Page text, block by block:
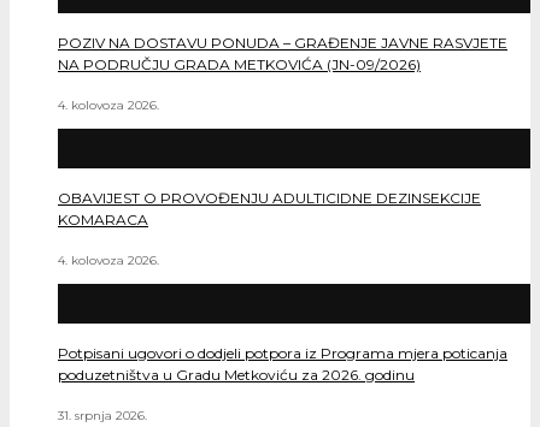
POZIV NA DOSTAVU PONUDA – GRAĐENJE JAVNE RASVJETE
NA PODRUČJU GRADA METKOVIĆA (JN-09/2026)
4. kolovoza 2026.
OBAVIJEST O PROVOĐENJU ADULTICIDNE DEZINSEKCIJE
KOMARACA
4. kolovoza 2026.
Potpisani ugovori o dodjeli potpora iz Programa mjera poticanja
poduzetništva u Gradu Metkoviću za 2026. godinu
31. srpnja 2026.